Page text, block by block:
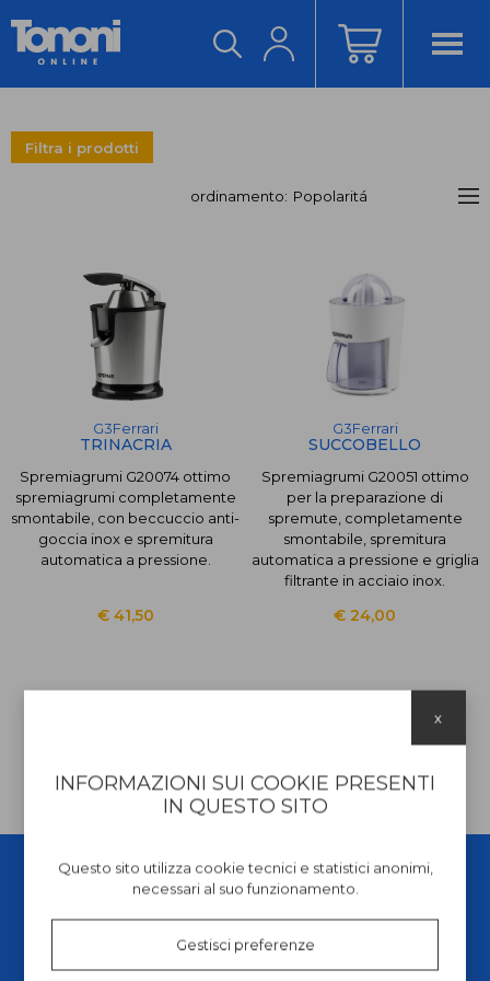
ACCEDI/REGISTRATI
Filtra i prodotti
ordinamento:
G3Ferrari
TRINACRIA
Spremiagrumi G20074 ottimo
spremiagrumi completamente
smontabile, con beccuccio anti-
goccia inox e spremitura
automatica a pressione.
€ 41,50
G3Ferrari
SUCCOBELLO
Spremiagrumi G20051 ottimo
per la preparazione di
spremute, completamente
smontabile, spremitura
automatica a pressione e griglia
filtrante in acciaio inox.
€ 24,00
Chi siamo
INFORMAZIONI SUI COOKIE PRESENTI
IN QUESTO SITO
Questo sito utilizza cookie tecnici e statistici anonimi,
necessari al suo funzionamento.
Gestisci preferenze
x